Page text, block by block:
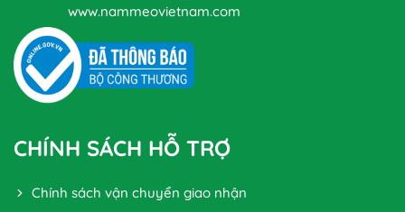
www.nammeovietnam.com
CHÍNH SÁCH HỖ TRỢ
Chính sách vận chuyển giao nhận